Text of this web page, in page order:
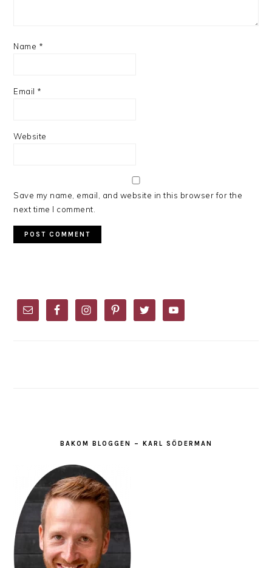
Name *
Email *
Website
Save my name, email, and website in this browser for the
next time I comment.
SIDEBAR
BAKOM BLOGGEN – KARL SÖDERMAN